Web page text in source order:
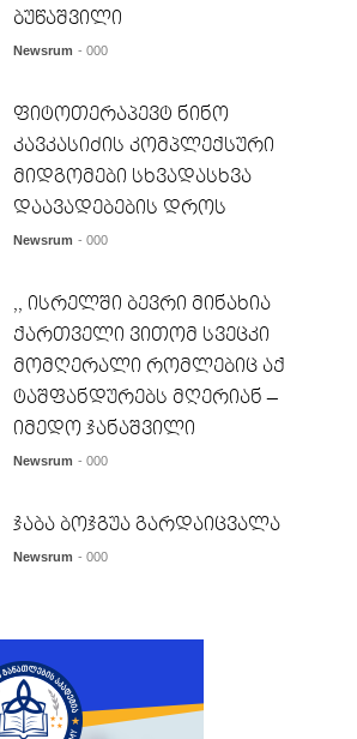
ბუწაშვილი
Newsrum - 000
ფიტოთერაპევტ ნინო
კავკასიძის კომპლექსური
მიდგომები სხვადასხვა
დაავადებების დროს
Newsrum - 000
,, ისრელში ბევრი მინახია
ქართველი ვითომ სვეცკი
მომღერალი რომლებიც აქ
ტაშფანდურებს მღერიან –
იმედო ჯანაშვილი
Newsrum - 000
ჯაბა ბოჯგუა გარდაიცვალა
Newsrum - 000